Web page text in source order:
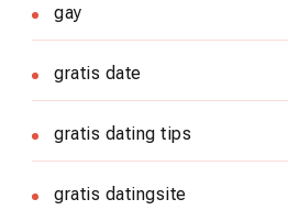
gay
gratis date
gratis dating tips
gratis datingsite